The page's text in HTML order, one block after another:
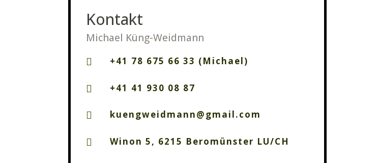
Kontakt
Michael Küng-Weidmann
 +41 78 675 66 33 (Michael)
 +41 41 930 08 87
 kuengweidmann@gmail.com
 Winon 5, 6215 Beromünster LU/CH